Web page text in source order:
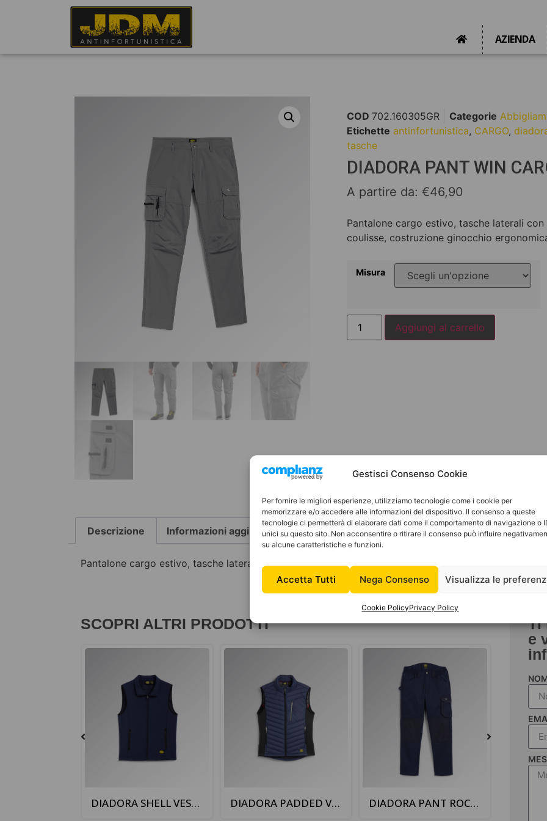
Gestisci Consenso Cookie
Per fornire le migliori esperienze, utilizziamo tecnologie come i cookie per
memorizzare e/o accedere alle informazioni del dispositivo. Il consenso a queste
tecnologie ci permetterà di elaborare dati come il comportamento di navigazione o
unici su questo sito. Non acconsentire o ritirare il consenso può influire
su alcune caratteristiche e funzioni.
Accetta Tutti Nega Consenso Visualizza le
Cookie PolicyPrivacy Policy
AZIENDA
COD 702.160305GR Categorie
Etichette antinfortunistica, CARGO,
tasche
DIADORA PANT WIN
A partire da: €46,90
Pantalone cargo estivo, tasche laterali
coulisse, costruzione ginocchio
Misura
Aggiungi al carrello
Descrizione Informazioni aggiuntive
Pantalone cargo estivo, tasche laterali con porta oggetti, regolazione vita con coulisse,
SCOPRI ALTRI PRODOTTI
Ti
e